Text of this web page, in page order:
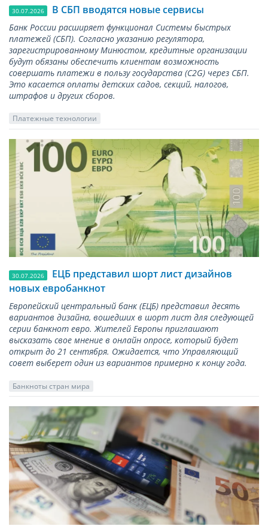
30.07.2026 В СБП вводятся новые сервисы
Банк России расширяет функционал Системы быстрых
платежей (СБП). Согласно указанию регулятора,
зарегистрированному Минюстом, кредитные организации
будут обязаны обеспечить клиентам возможность
совершать платежи в пользу государства (С2G) через СБП.
Это касается оплаты детских садов, секций, налогов,
штрафов и других сборов.
Платежные технологии
30.07.2026
ЕЦБ представил шорт лист дизайнов
новых евробанкнот
Европейский центральный банк (ЕЦБ) представил десять
вариантов дизайна, вошедших в шорт лист для следующей
серии банкнот евро. Жителей Европы приглашают
высказать свое мнение в онлайн опросе, который будет
открыт до 21 сентября. Ожидается, что Управляющий
совет выберет один из вариантов примерно к концу года.
Банкноты стран мира